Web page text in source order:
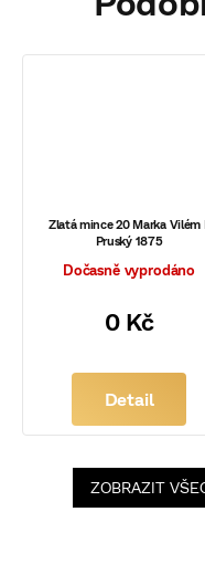
Zlatá mince 20 Marka Vilém
Pruský 1875
Dočasně vyprodáno
0 Kč
Detail
ZOBRAZIT